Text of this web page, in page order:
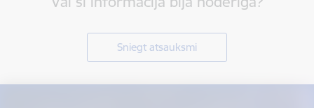
Sniegt atsauksmi